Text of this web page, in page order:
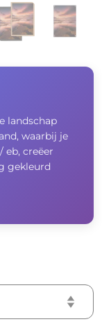
landschap
waarbij je
eb, creëer
gekleurd